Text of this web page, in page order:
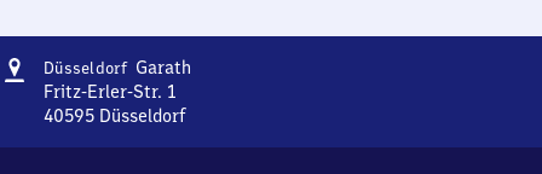
Adresse
Düsseldorf GarathDüsseldorf-
Fritz-Erler-Str. 1
40595 Düsseldorf